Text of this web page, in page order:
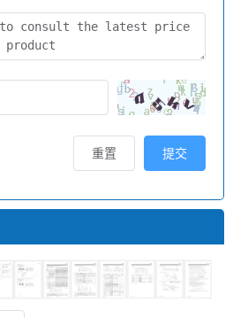
提交
重置